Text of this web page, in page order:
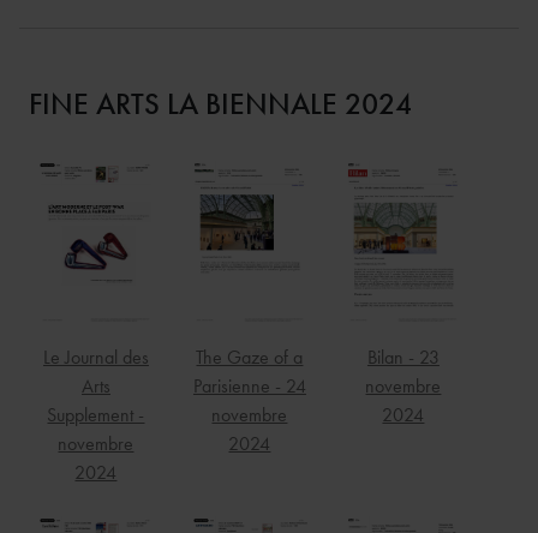
FINE ARTS LA BIENNALE 2024
Le Journal des
Arts
Supplement -
novembre
2024
The Gaze of a
Parisienne - 24
novembre
2024
Bilan - 23
novembre
2024